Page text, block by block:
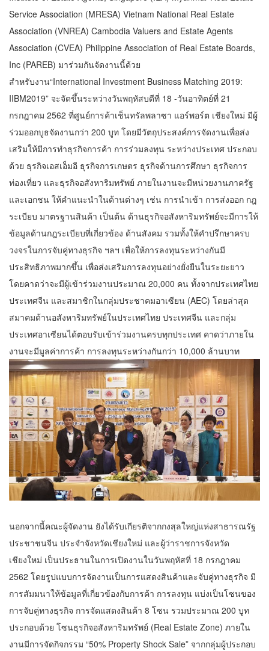
Service Association (MRESA) Vietnam National Real Estate
Association (VNREA) Cambodia Valuers and Estate Agents
Association (CVEA) Philippine Association of Real Estate Boards,
Inc (PAREB) มาร่วมกันจัดงานนี้ด้วย
สำหรับงาน“International Investment Business Matching 2019:
IIBM2019” จะจัดขึ้นระหว่างวันพฤหัสบดีที่ 18 -วันอาทิตย์ที่ 21
กรกฎาคม 2562 ที่ศูนย์การค้าเช็นทรัลพลาซา แอร์พอร์ต เชียงใหม่ มีผู้
ร่วมออกบูธจัดงานกว่า 200 บูท โดยมีวัตถุประสงค์การจัดงานเพื่อส่ง
เสริมให้มีการทำธุรกิจการค้า การร่วมลงทุน ระหว่างประเทศ ประกอบ
ด้วย ธุรกิจเอสเอ็มอี ธุรกิจการเกษตร ธุรกิจด้านการศึกษา ธุรกิจการ
ท่องเที่ยว และธุรกิจอสังหาริมทรัพย์ ภายในงานจะมีหน่วยงานภาครัฐ
และเอกชน ให้คำแนะนำในด้านต่างๆ เช่น การนำเข้า การส่งออก กฎ
ระเบียบ มาตรฐานสินค้า เป็นต้น ด้านธุรกิจอสังหาริมทรัพย์จะมีการให้
ข้อมูลด้านกฎระเบียบที่เกี่ยวข้อง ด้านสังคม รวมทั้งให้คำปรึกษาครบ
วงจรในการจับคู่ทางธุรกิจ ฯลฯ เพื่อให้การลงทุนระหว่างกันมี
ประสิทธิภาพมากขึ้น เพื่อส่งเสริมการลงทุนอย่างยั่งยืนในระยะยาว
โดยคาดว่าจะมีผู้เข้าร่วมงานประมาณ 20,000 คน ทั้งจากประเทศไทย
ประเทศจีน และสมาชิกในกลุ่มประชาคมอาเซียน (AEC) โดยล่าสุด
สมาคมด้านอสังหาริมทรัพย์ในประเทศไทย ประเทศจีน และกลุ่ม
ประเทศอาเซียนได้ตอบรับเข้าร่วมงานครบทุกประเทศ คาดว่าภายใน
งานจะมีมูลค่าการค้า การลงทุนระหว่างกันกว่า 10,000 ล้านบาท
นอกจากนี้คณะผู้จัดงาน ยังได้รับเกียรติจากกงสุลใหญ่แห่งสาธารณรัฐ
ประชาชนจีน ประจำจังหวัดเชียงใหม่ และผู้ว่าราชการจังหวัด
เชียงใหม่ เป็นประธานในการเปิดงานในวันพฤหัสที่ 18 กรกฎาคม
2562 โดยรูปแบบการจัดงานเป็นการแสดงสินค้าและจับคู่ทางธุรกิจ มี
การสัมมนาให้ข้อมูลที่เกี่ยวข้องกับการค้า การลงทุน แบ่งเป็นโซนของ
การจับคู่ทางธุรกิจ การจัดแสดงสินค้า 8 โซน รวมประมาณ 200 บูท
ประกอบด้วย โซนธุรกิจอสังหาริมทรัพย์ (Real Estate Zone) ภายใน
งานมีการจัดกิจกรรม “50% Property Shock Sale” จากกลุ่มผู้ประกอบ